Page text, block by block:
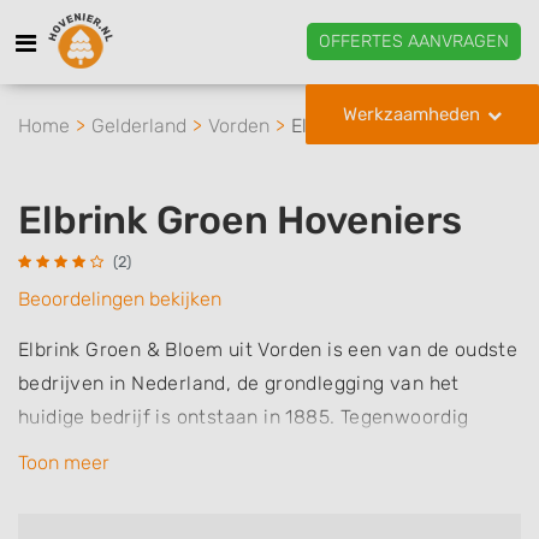
OFFERTES AANVRAGEN
Werkzaamheden
Home Gelderland Vorden Elbrink Groen Hoveniers
Elbrink Groen Hoveniers
(2)
Beoordelingen bekijken
Elbrink Groen & Bloem uit Vorden is een van de oudste
bedrijven in Nederland, de grondlegging van het
huidige bedrijf is ontstaan in 1885. Tegenwoordig
bestaat het bedrijf uit Vijf onderdelen, namelijk het
Toon meer